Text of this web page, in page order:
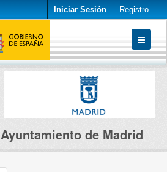
Iniciar Sesión Registro
Ayuntamiento de Madrid